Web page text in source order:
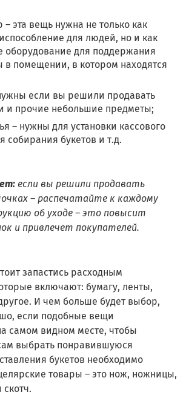
– эта вещь нужна не только как
для людей, но и как
оборудование для поддержания
в помещении, в котором находятся
если вы решили продавать
и прочие небольшие предметы;
– нужны для установки кассового
собирания букетов и т.д.
если вы решили продавать
– распечатайте к каждому
об уходе – это повысит
и привлечет покупателей.
запастись расходным
включают: бумагу, ленты,
И чем больше будет выбор,
если подобные вещи
самом видном месте, чтобы
выбрать понравившуюся
букетов необходимо
товары – это нож, ножницы,